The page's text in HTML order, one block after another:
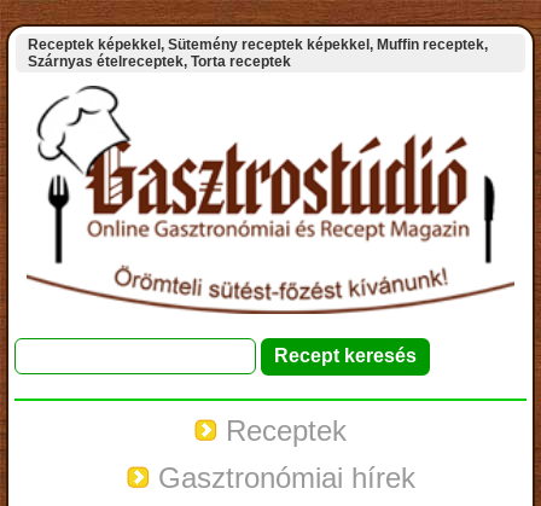
Receptek képekkel, Sütemény receptek képekkel, Muffin receptek,
Szárnyas ételreceptek, Torta receptek
Receptek
Gasztronómiai hírek